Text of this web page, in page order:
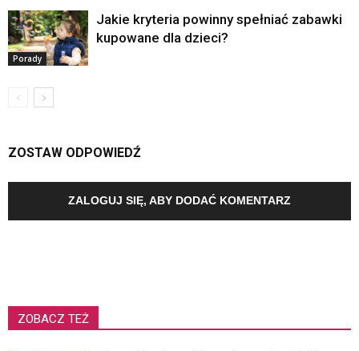
Porady
Jakie kryteria powinny spełniać zabawki
kupowane dla dzieci?
ZOSTAW ODPOWIEDŹ
ZALOGUJ SIĘ, ABY DODAĆ KOMENTARZ
ZOBACZ TEŻ